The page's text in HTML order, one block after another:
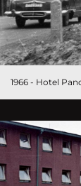
1966 - Hotel